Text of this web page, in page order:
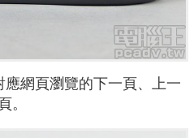
網頁瀏覽的下一頁、上一
。